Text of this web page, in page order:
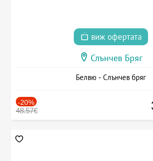
виж офертата
Слънчев Бряг
Белвю - Слънчев бряг
-20%
48.57€